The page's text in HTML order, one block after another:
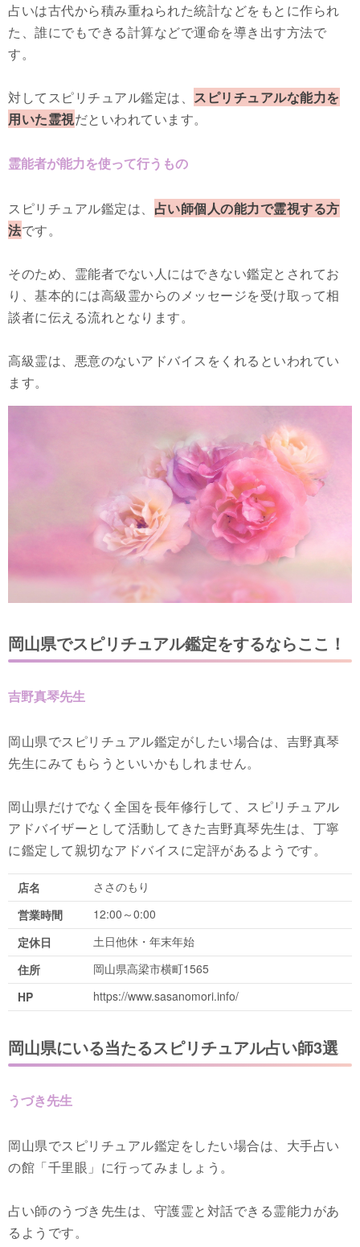
占いは古代から積み重ねられた統計などをもとに作られ
た、誰にでもできる計算などで運命を導き出す方法で
す。
対してスピリチュアル鑑定は、 スピリチュアルな能力を
用いた霊視だといわれています。
霊能者が能力を使って行うもの
スピリチュアル鑑定は、 占い師個人の能力で霊視する方
法です。
そのため、霊能者でない人にはできない鑑定とされてお
り、基本的には高級霊からのメッセージを受け取って相
談者に伝える流れとなります。
高級霊は、悪意のないアドバイスをくれるといわれてい
ます。
岡山県でスピリチュアル鑑定をするならここ！
吉野真琴先生
岡山県でスピリチュアル鑑定がしたい場合は、吉野真琴
先生にみてもらうといいかもしれません。
岡山県だけでなく全国を長年修行して、スピリチュアル
アドバイザーとして活動してきた吉野真琴先生は、丁寧
に鑑定して親切なアドバイスに定評があるようです。
店名
ささのもり
営業時間
12:00～0:00
定休日
土日他休・年末年始
住所
岡山県高梁市横町1565
HP
https://www.sasanomori.info/
岡山県にいる当たるスピリチュアル占い師3選
うづき先生
岡山県でスピリチュアル鑑定をしたい場合は、大手占い
の館「千里眼」に行ってみましょう。
占い師のうづき先生は、守護霊と対話できる霊能力があ
るようです。